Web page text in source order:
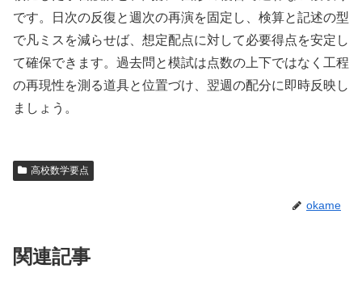
です。日次の反復と週次の再演を固定し、検算と記述の型
で凡ミスを減らせば、想定配点に対して必要得点を安定し
て確保できます。過去問と模試は点数の上下ではなく工程
の再現性を測る道具と位置づけ、翌週の配分に即時反映し
ましょう。
高校数学要点
okame
関連記事